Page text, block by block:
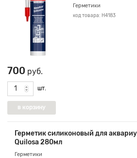
Герметики
код товара: Н4183
700 руб.
шт.
Герметик силиконовый для
Quilosa 280мл
Герметики